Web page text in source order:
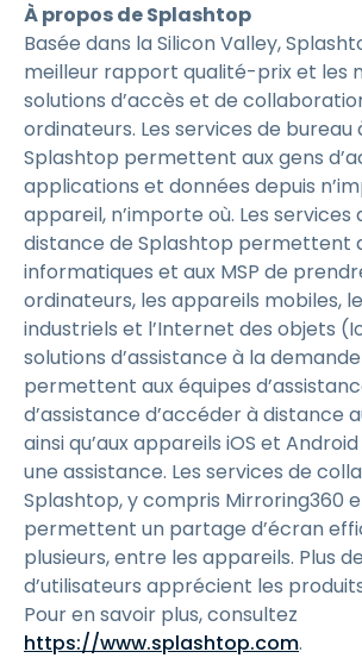
À propos de Splashtop
Basée dans la Silicon Valley,
meilleur rapport qualité-prix et les
solutions d’accès et de
ordinateurs. Les services de bureau
Splashtop permettent aux gens
applications et données depuis
appareil, n’importe où. Les services
distance de Splashtop permettent
informatiques et aux MSP de
ordinateurs, les appareils mobiles,
industriels et l’Internet des objets
solutions d’assistance à la
permettent aux équipes
d’assistance d’accéder à distance
ainsi qu’aux appareils iOS et
une assistance. Les services de
Splashtop, y compris Mirroring360
permettent un partage d’écran
plusieurs, entre les appareils. Plus
d’utilisateurs apprécient les
Pour en savoir plus, consultez
https://www.splashtop.com.